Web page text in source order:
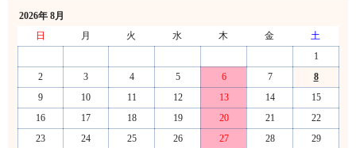
2026年 8月
日
月 火 水 木 金
土
1
2
3 4 5 6 7
8
9
10 11 12 13 14
15
16
17 18 19 20 21
22
23
24 25 26 27 28
29